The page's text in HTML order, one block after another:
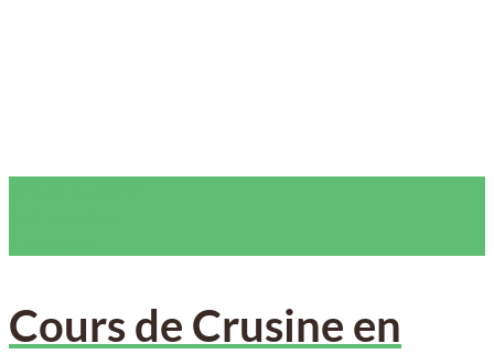
Cours de Crusine en